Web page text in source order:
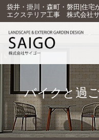
袋井・掛川・森町・磐田|住宅
エクステリア工事 株式会社
バイクと過